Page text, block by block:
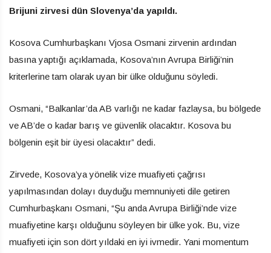
Brijuni zirvesi dün Slovenya’da yapıldı.
Kosova Cumhurbaşkanı Vjosa Osmani zirvenin ardından
basına yaptığı açıklamada, Kosova’nın Avrupa Birliği’nin
kriterlerine tam olarak uyan bir ülke olduğunu söyledi.
Osmani, “Balkanlar’da AB varlığı ne kadar fazlaysa, bu bölgede
ve AB’de o kadar barış ve güvenlik olacaktır. Kosova bu
bölgenin eşit bir üyesi olacaktır” dedi.
Zirvede, Kosova’ya yönelik vize muafiyeti çağrısı
yapılmasından dolayı duyduğu memnuniyeti dile getiren
Cumhurbaşkanı Osmani, “Şu anda Avrupa Birliği’nde vize
muafiyetine karşı olduğunu söyleyen bir ülke yok. Bu, vize
muafiyeti için son dört yıldaki en iyi ivmedir. Yani momentum